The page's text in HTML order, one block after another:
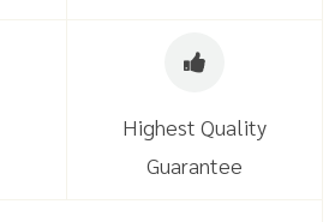
Highest Quality
Guarantee